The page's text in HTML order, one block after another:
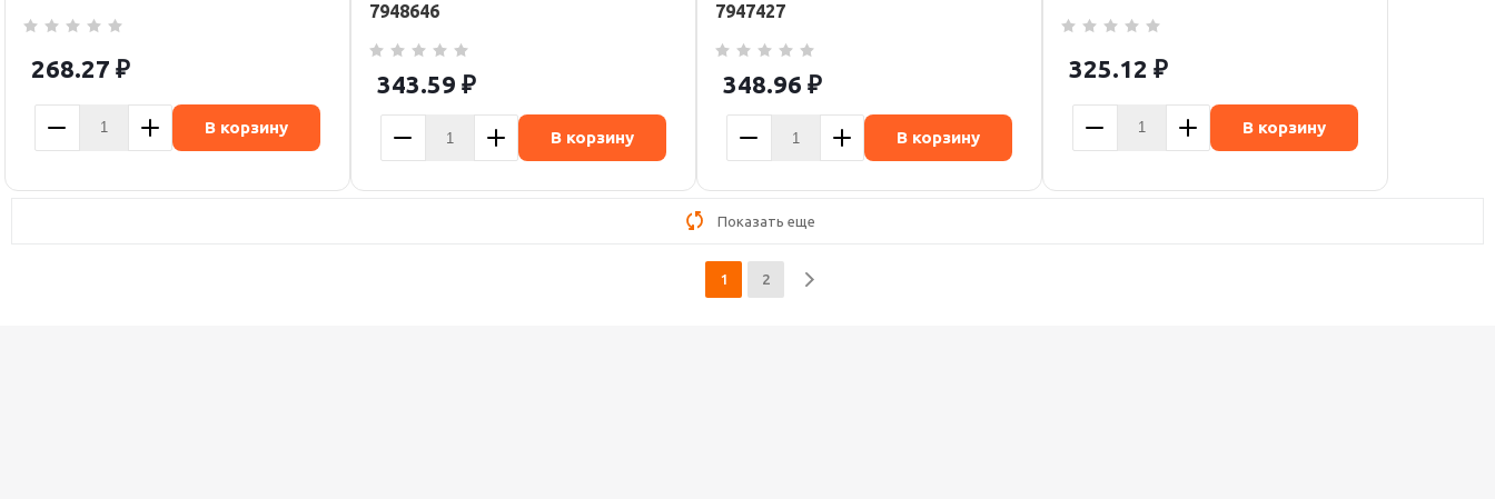
268.27 ₽
В корзину
7948646
343.59 ₽
В корзину
7947427
348.96 ₽
В корзину
325.12 ₽
В корзину
Показать еще
1 2